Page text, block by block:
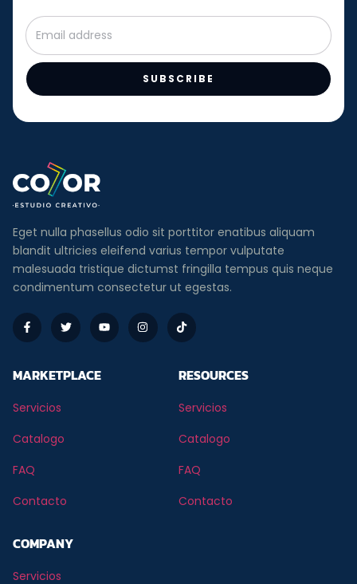
SUBSCRIBE
Eget nulla phasellus odio sit porttitor enatibus aliquam
blandit ultricies eleifend varius tempor vulputate
malesuada tristique dictumst fringilla tempus quis neque
condimentum consectetur ut egestas.
MARKETPLACE
Servicios
Catalogo
FAQ
Contacto
RESOURCES
Servicios
Catalogo
FAQ
Contacto
COMPANY
Servicios